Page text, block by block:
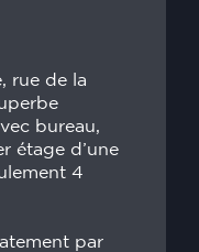
rue de la
bureau,
étage d’une
4
par